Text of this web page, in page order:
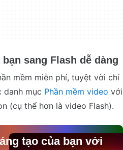
sang Flash dễ dàng
mềm miễn phí, tuyệt vời chỉ
danh mục Phần mềm video với
(cụ thể hơn là video Flash).
tạo của bạn với